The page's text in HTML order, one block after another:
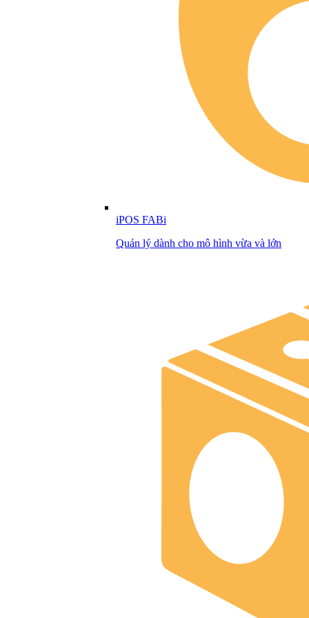
iPOS FABi
Quản lý dành cho mô hình vừa và lớn